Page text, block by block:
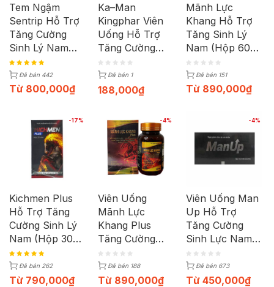
Tem Ngậm
Sentrip Hỗ Trợ
Tăng Cường
Sinh Lý Nam
Cấp Tốc (Hộp
10 Tem)
Đã bán 442
Từ 800,000₫
Ka–Man
Kingphar Viên
Uống Hỗ Trợ
Tăng Cường
Sinh Lý (Hộp
40 Viên)
Đã bán 1
188,000₫
Mãnh Lực
Khang Hỗ Trợ
Tăng Sinh Lý
Nam (Hộp 60
Viên)
Đã bán 151
Từ 890,000₫
-17%
Kichmen Plus
Hỗ Trợ Tăng
Cường Sinh Lý
Nam (Hộp 30
Viên)
Đã bán 262
Từ 790,000₫
-4%
Viên Uống
Mãnh Lực
Khang Plus
Tăng Cường
Sinh Lý Nam
(Hộp 60 Viên)
Đã bán 188
Từ 890,000₫
-4%
Viên Uống Man
Up Hỗ Trợ
Tăng Cường
Sinh Lực Nam
Nhanh (Hộp 6
Viên)
Đã bán 673
Từ450,000₫